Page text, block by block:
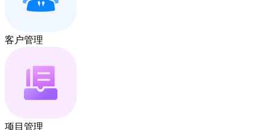
客户管理
项目管理